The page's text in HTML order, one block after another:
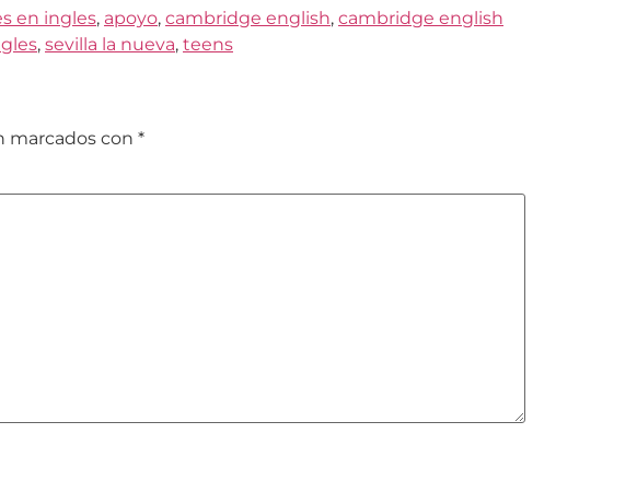
en ingles, apoyo, cambridge english, cambridge english
, sevilla la nueva, teens
marcados con *